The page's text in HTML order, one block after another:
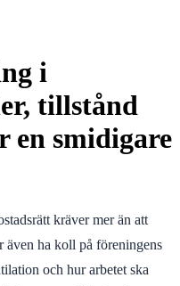
i
tillstånd
en smidigare
kräver mer än att
ha koll på föreningens
och hur arbetet ska